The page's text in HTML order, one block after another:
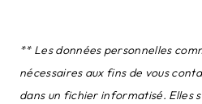
** Les données personnelles
nécessaires aux fins de vous
dans un fichier informatisé. Elles